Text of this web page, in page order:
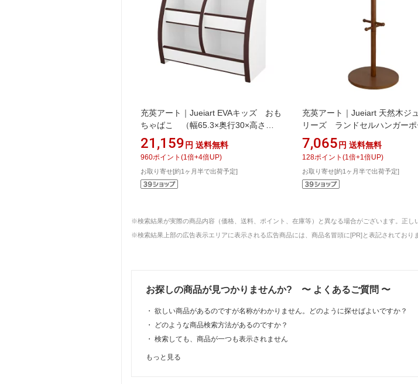
充英アート｜Jueiart EVAキッズ おも
ちゃばこ （幅65.3×奥行30×高さ
60cm） OB-65MD ブラウン
21,159 円 送料無料
960ポイント (1 倍+4倍UP)
お取り寄せ[約1ヶ月半で出荷予定]
充英アート｜Jueiart 天然木ジ
リーズ ランドセルハンガー
（幅45×奥行45×高さ100cm）
100PB ブラウン
7,065 円 送料無料
128ポイント (1 倍+1 倍UP)
お取り寄せ[約1ヶ月半で出荷予定]
※検索結果が実際の商品内容（価格、送料、ポイント、在庫等）と異なる場合がございます。正し
※検索結果上部の広告表示エリアに表示される広告商品には、商品名冒頭に[PR]と表記されており
お探しの商品が見つかりませんか? 〜 よくあるご質問 〜
・ 欲しい商品があるのですが名称がわかりません。どのように探せばよいですか？
・
どのような商品検索方法があるのですか？
・ 検索しても、商品が一つも表示されません
もっと見る